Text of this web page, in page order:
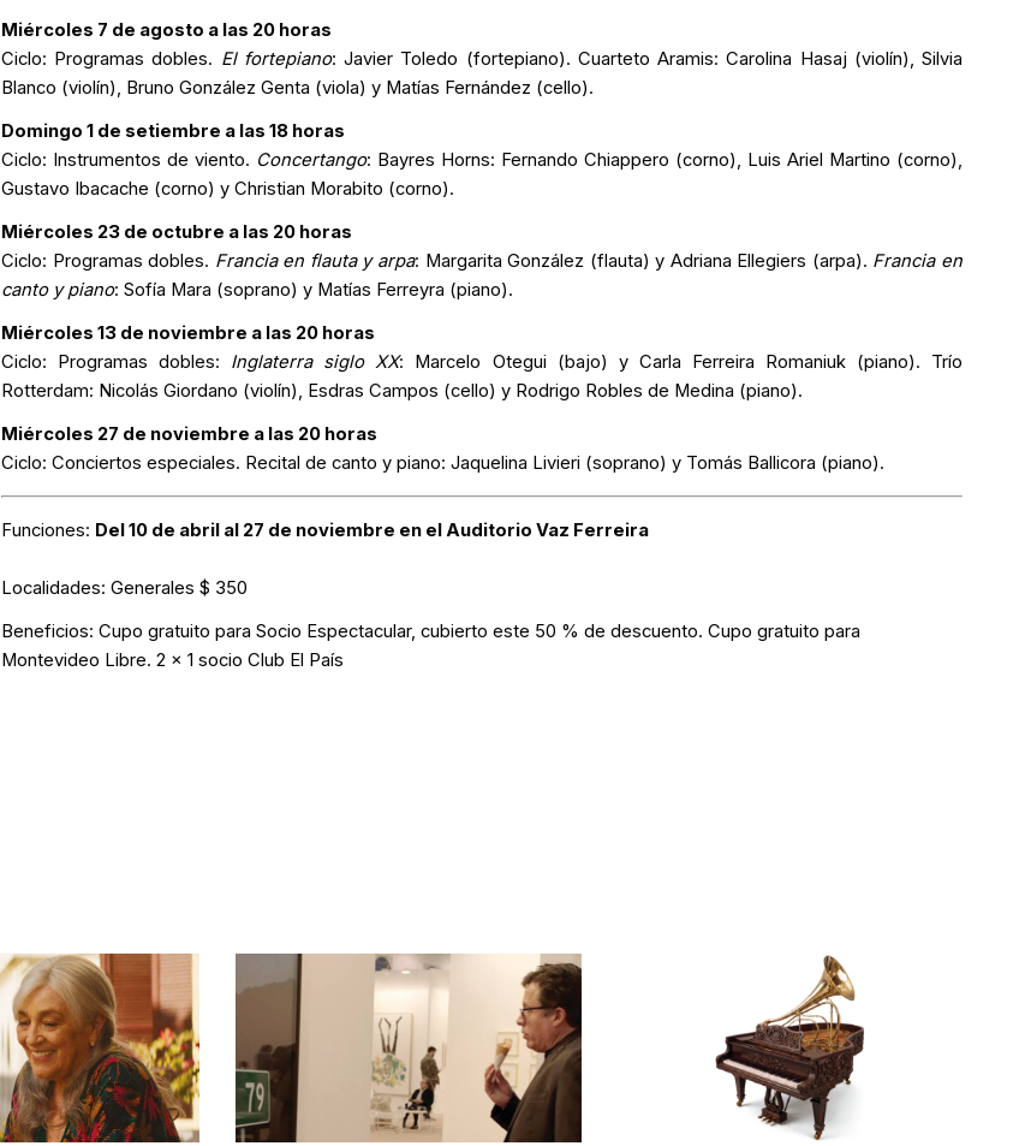
Miércoles 7 de agosto a las 20 horas
Ciclo: Programas dobles. El fortepiano: Javier Toledo (fortepiano). Cuarteto Aramis: Carolina Hasaj (violín), Silvia
Blanco (violín), Bruno González Genta (viola) y Matías Fernández (cello).
Domingo 1 de setiembre a las 18 horas
Ciclo: Instrumentos de viento. Concertango: Bayres Horns: Fernando Chiappero (corno), Luis Ariel Martino (corno),
Gustavo Ibacache (corno) y Christian Morabito (corno).
Miércoles 23 de octubre a las 20 horas
Ciclo: Programas dobles. Francia en flauta y arpa: Margarita González (flauta) y Adriana Ellegiers (arpa). Francia en
canto y piano: Sofía Mara (soprano) y Matías Ferreyra (piano).
Miércoles 13 de noviembre a las 20 horas
Ciclo: Programas dobles: Inglaterra siglo XX: Marcelo Otegui (bajo) y Carla Ferreira Romaniuk (piano). Trío
Rotterdam: Nicolás Giordano (violín), Esdras Campos (cello) y Rodrigo Robles de Medina (piano).
Miércoles 27 de noviembre a las 20 horas
Ciclo: Conciertos especiales. Recital de canto y piano: Jaquelina Livieri (soprano) y Tomás Ballicora (piano).
Funciones: Del 10 de abril al 27 de noviembre en el Auditorio Vaz Ferreira
Localidades: Generales $ 350
Beneficios: Cupo gratuito para Socio Espectacular, cubierto este 50 % de descuento. Cupo gratuito para
Montevideo Libre. 2 x 1 socio Club El País